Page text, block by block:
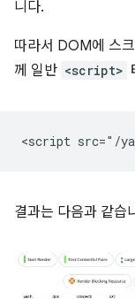
니다.
따라서 DOM에 스
께 일반 <script>
결과는 다음과 같습